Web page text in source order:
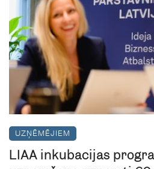
UZŅĒMĒJIEM
LIAA inkubācijas